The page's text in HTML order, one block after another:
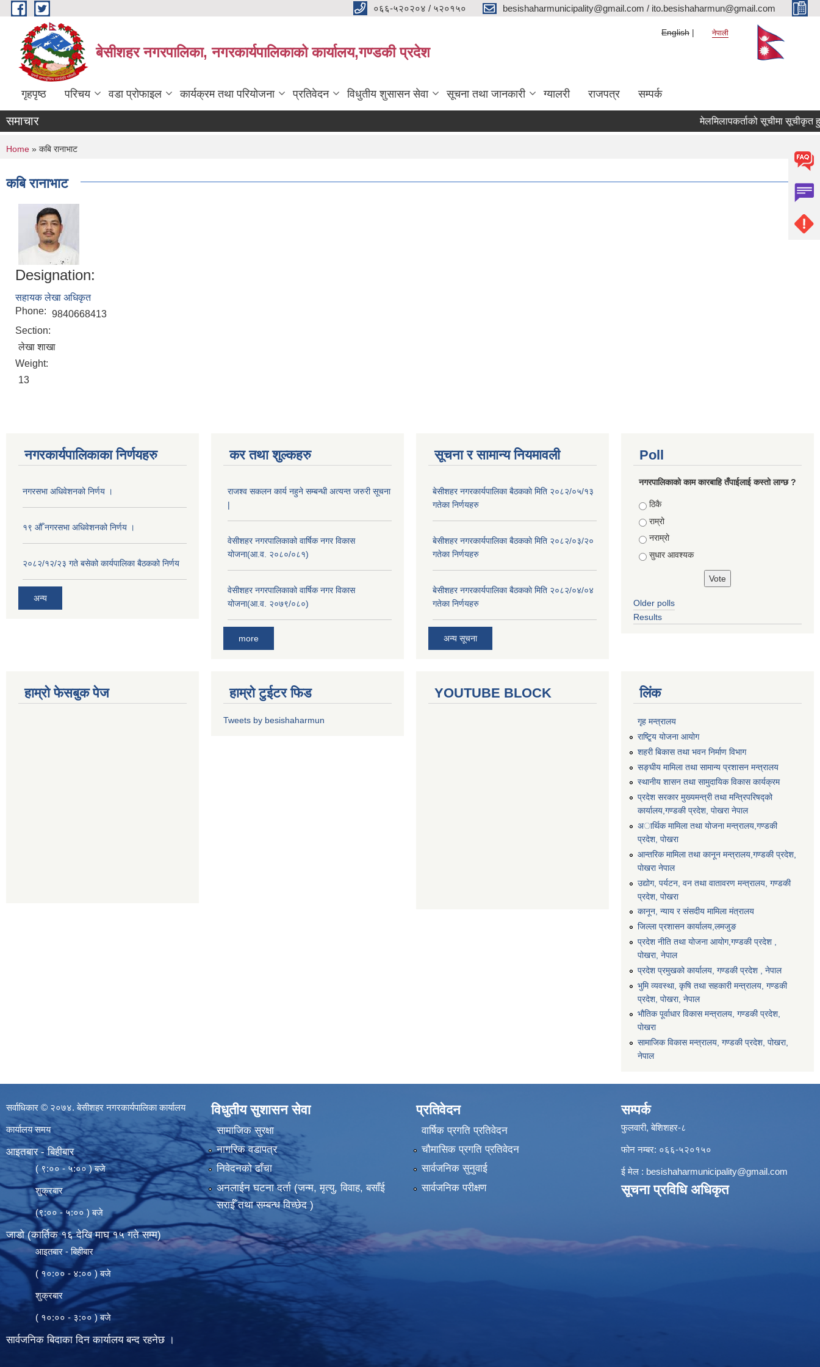
Skip to main content ०६६-५२०२०४ / ५२०१५० besishaharmunicipality@gmail.com / ito.besishaharmun@gmail.com
बेसीशहर नगरपालिका, नगरकार्यपालिकाको कार्यालय,गण्डकी प्रदेश
English नेपाली
गृहपृष्ठ परिचय वडा प्रोफाइल कार्यक्रम तथा परियोजना प्रतिवेदन विधुतीय शुसासन सेवा सूचना तथा जानकारी ग्यालरी राजपत्र सम्पर्क
समाचार मेलमिलापकर्ताको सूचीमा सूचीकृत हुन
You are here
Home » कबि रानाभाट
कबि रानाभाट
Designation:
सहायक लेखा अधिकृत
Phone: 9840668413
Section:
लेखा शाखा
Weight:
13
नगरकार्यपालिकाका निर्णयहरु
नगरसभा अधिवेशनको निर्णय ।
१९ औँ नगरसभा अधिवेशनको निर्णय ।
२०८२/१२/२३ गते बसेको कार्यपालिका बैठकको निर्णय
अन्य
कर तथा शुल्कहरु
राजश्व सकलन कार्य नहुने सम्बन्धी अत्यन्त जरुरी सूचना
|
वेसीशहर नगरपालिकाको वार्षिक नगर विकास
योजना(आ.व. २०८०/०८१)
वेसीशहर नगरपालिकाको वार्षिक नगर विकास
योजना(आ.व. २०७९/०८०)
more
सूचना र सामान्य नियमावली
बे‍‍सीशहर नगरकार्यपालिका बैठककाे मिति २०८२/०५/१३
गतेका निर्णयहरु
बे‍‍सीशहर नगरकार्यपालिका बैठककाे मिति २०८२/०३/२०
गतेका निर्णयहरु
बे‍‍सीशहर नगरकार्यपालिका बैठककाे मिति २०८२/०४/०४
गतेका निर्णयहरु
अन्य सूचना
Poll
नगरपालिकाको काम कारबाहि तँपाईलाई कस्तो लाग्छ ?
Choices
ठिकै
राम्रो
नराम्रो
सुधार आवश्यक
Older polls
Results
हाम्रो फेसबुक पेज हाम्रो टुईटर फिड
Tweets by besishaharmun
YOUTUBE BLOCK लिंक
गृह मन्त्रालय
राष्टि्ृय योजना आयोग
शहरी बिकास तथा भवन निर्माण विभाग
सङ्घीय मामिला तथा सामान्य प्रशासन मन्त्रालय
स्थानीय शासन तथा सामुदायिक विकास कार्यक्रम
प्रदेश सरकार मुख्यमन्त्री तथा मन्त्रिपरिषद्को
कार्यालय,गण्डकी प्रदेश, पाेखरा नेपाल
अार्थिक मामिला तथा योजना मन्त्रालय,गण्डकी
प्रदेश, पोखरा
आन्तरिक मामिला तथा कानून मन्त्रालय,गण्डकी प्रदेश,
पाेखरा नेपाल
उद्योग, पर्यटन, वन तथा वातावरण मन्त्रालय, गण्डकी
प्रदेश, पोखरा
कानून, न्याय र संसदीय मामिला मंत्रालय
जिल्ला प्रशासन कार्यालय,लमजुङ
प्रदेश नीति तथा योजना आयोग,गण्डकी प्रदेश ,
पोखरा, नेपाल
प्रदेश प्रमुखको कार्यालय, गण्डकी प्रदेश , नेपाल
भुमि व्यवस्था, कृषि तथा सहकारी मन्त्रालय, गण्डकी
प्रदेश, पोखरा, नेपाल
भौतिक पूर्वाधार विकास मन्त्रालय, गण्डकी प्रदेश,
पाेखरा
सामाजिक विकास मन्त्रालय, गण्डकी प्रदेश, पोखरा,
नेपाल
सर्वाधिकार © २०७४. बेसीशहर नगरकार्यपालिका कार्यालय
कार्यालय समय
आइतबार - बिहीबार
( ९:०० - ५:०० ) बजे
शुक्रबार
(९:०० - ५:०० ) बजे
जाडो (कार्तिक १६ देखि माघ १५ गते सम्म)
आइतबार - बिहीबार
( १०:०० - ४:०० ) बजे
शुक्रबार
( १०:०० - ३:०० ) बजे
सार्वजनिक बिदाका दिन कार्यालय बन्द रहनेछ ।
विधुतीय सुशासन सेवा
सामाजिक सुरक्षा
नागरिक वडापत्र
निवेदनको ढाँचा
अनलाईन घटना दर्ता (जन्म, मृत्यु, विवाह, बसाँई
सराईँ तथा सम्बन्ध विच्छेद )
प्रतिवेदन
वार्षिक प्रगति प्रतिवेदन
चौमासिक प्रगति प्रतिवेदन
सार्वजनिक सुनुवाई
सार्वजनिक परीक्षण
सम्पर्क
फुलवारी, बेशिशहर-८
फोन नम्बर: ०६६-५२०१५०
ई मेल : besishaharmunicipality@gmail.com
सूचना प्रविधि अधिकृत